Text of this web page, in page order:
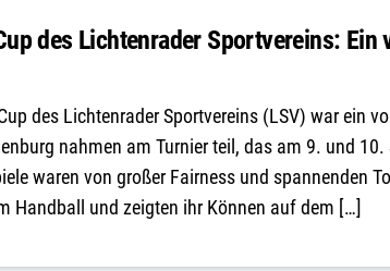
des Lichtenrader Sportvereins: Ein
des Lichtenrader Sportvereins (LSV) war ein
nahmen am Turnier teil, das am 9. und
waren von großer Fairness und spannenden
Handball und zeigten ihr Können auf dem […]